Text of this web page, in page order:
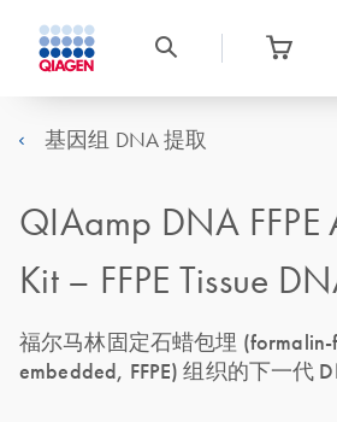
基因组 DNA 提取
QIAamp DNA FFPE
Kit – FFPE Tissue
福尔马林固定石蜡包埋
embedded, FFPE) 组织的下一代